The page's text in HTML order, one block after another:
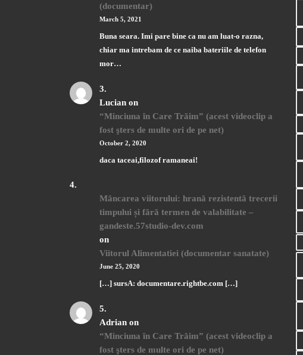
(documentar)
March 5, 2021
Buna seara. Imi pare bine ca nu am luat-o razna,
chiar ma intrebam de ce naiba bateriile de telefon
mor…
Lucianon
“Minciuna în Care Trăim” (acest videoclip a
fost şters de multe ori de pe net)
October 2, 2020
daca taceai,filozof ramaneai!
Mâncarea viitorului: hrană rezistentă trecerii
timpului și fără termen de valabilitate –
gandeste.57studio-dev.com
on
Viitorul Alimentatiei (documentar sanatate)
June 25, 2020
[…] sursA: documentare.rightbe.com […]
Adrianon
“Minciuna în Care Trăim” (acest videoclip a
fost şters de multe ori de pe net)